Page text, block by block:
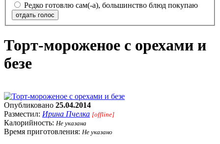
Редко готовлю сам(-а), большинство блюд покупаю
отдать голос
Торт-мороженое с орехами и
безе
Опубликовано 25.04.2014
Разместил: Ирина Пчелка [offline]
Калорийность: Не указана
Время приготовления: Не указано